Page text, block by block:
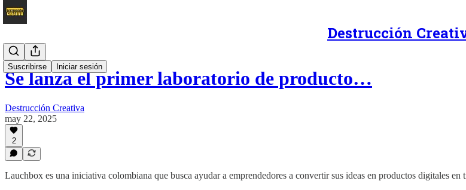
Destrucción
Suscribirse Iniciar sesión
Se lanza el primer laboratorio de producto…
Destrucción Creativa
may 22, 2025
2
Lauchbox es una iniciativa colombiana que busca ayudar a emprendedores a convertir sus ideas en productos digitales en